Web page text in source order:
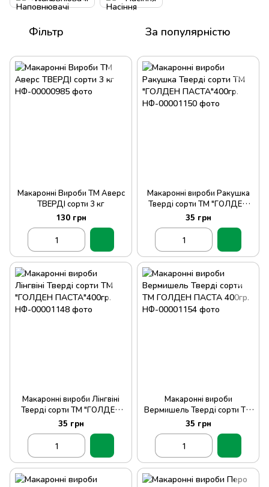
Фільтр За популярністю
Макаронні Вироби ТМ Аверс
ТВЕРДІ сорти 3 кг
130 грн
Макаронні вироби Ракушка
Тверді сорти ТМ "ГОЛДЕН
ПАСТА"400гр.
35 грн
Макаронні вироби Лінгвіні
Тверді сорти ТМ "ГОЛДЕН
ПАСТА"400гр.
35 грн
Макаронні вироби
Вермишель Тверді сорти ТМ
ГОЛДЕН ПАСТА 400гр.
35 грн